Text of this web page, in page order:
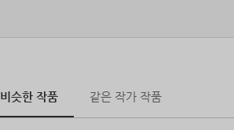
비슷한 작품 같은 작가 작품